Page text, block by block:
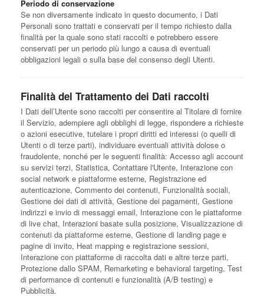
Periodo di conservazione
Se non diversamente indicato in questo documento, i Dati
Personali sono trattati e conservati per il tempo richiesto dalla
finalità per la quale sono stati raccolti e potrebbero essere
conservati per un periodo più lungo a causa di eventuali
obbligazioni legali o sulla base del consenso degli Utenti.
Finalità del Trattamento dei Dati raccolti
I Dati dell’Utente sono raccolti per consentire al Titolare di fornire
il Servizio, adempiere agli obblighi di legge, rispondere a richieste
o azioni esecutive, tutelare i propri diritti ed interessi (o quelli di
Utenti o di terze parti), individuare eventuali attività dolose o
fraudolente, nonché per le seguenti finalità: Accesso agli account
su servizi terzi, Statistica, Contattare l'Utente, Interazione con
social network e piattaforme esterne, Registrazione ed
autenticazione, Commento dei contenuti, Funzionalità sociali,
Gestione dei dati di attività, Gestione dei pagamenti, Gestione
indirizzi e invio di messaggi email, Interazione con le piattaforme
di live chat, Interazioni basate sulla posizione, Visualizzazione di
contenuti da piattaforme esterne, Gestione di landing page e
pagine di invito, Heat mapping e registrazione sessioni,
Interazione con piattaforme di raccolta dati e altre terze parti,
Protezione dallo SPAM, Remarketing e behavioral targeting, Test
di performance di contenuti e funzionalità (A/B testing) e
Pubblicità.